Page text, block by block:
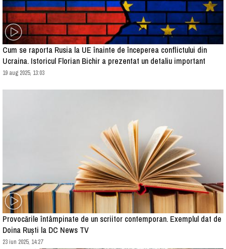
Cum se raporta Rusia la UE înainte de începerea conflictului din
Ucraina. Istoricul Florian Bichir a prezentat un detaliu important
19 aug 2025, 13:03
Provocările întâmpinate de un scriitor contemporan. Exemplul dat de
Doina Ruști la DC News TV
23 iun 2025, 14:27